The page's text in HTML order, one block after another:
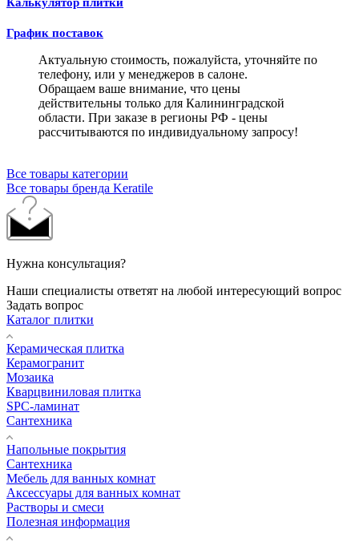
График поставок
Актуальную стоимость, пожалуйста, уточняйте по
телефону, или у менеджеров в салоне.
Обращаем ваше внимание, что цены
действительны только для Калининградской
области. При заказе в регионы РФ - цены
рассчитываются по индивидуальному запросу!
Все товары категории
Все товары бренда Keratile
Нужна консультация?
Наши специалисты ответят на любой интересующий вопрос
Задать вопрос
Каталог плитки
Керамическая плитка
Керамогранит
Мозаика
Кварцвиниловая плитка
SPC-ламинат
Сантехника
Напольные покрытия
Сантехника
Мебель для ванных комнат
Аксессуары для ванных комнат
Растворы и смеси
Полезная информация